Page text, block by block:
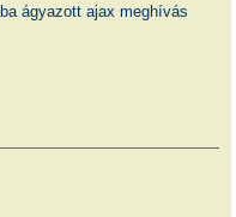
ágyazott ajax meghívás